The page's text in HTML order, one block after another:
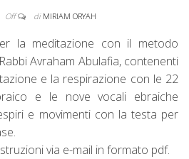
Off di MIRIAM ORYAH
la meditazione con il metodo
Avraham Abulafia, contenenti
e la respirazione con le 22
e le nove vocali ebraiche
e movimenti con la testa per
via e-mail in formato pdf.